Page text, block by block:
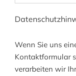
Wenn Sie uns
Kontaktformular
verarbeiten wir